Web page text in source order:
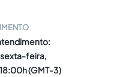
feira,
(GMT-3)